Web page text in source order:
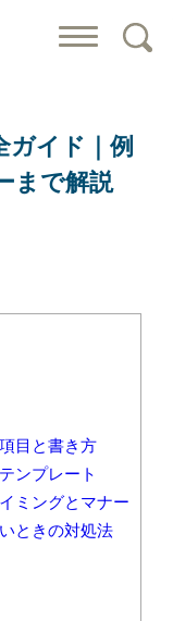
ガイド｜例
まで解説
目と書き方
ンプレート
ミングとマナー
ときの対処法